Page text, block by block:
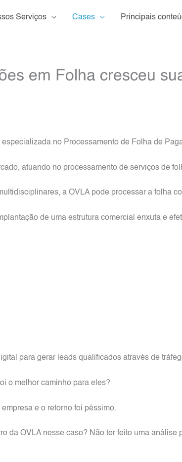
Serviços Cases Principais
em Folha cresceu
no Processamento de Folha de
atuando no processamento de serviços de
a OVLA pode processar a folha
de uma estrutura comercial enxuta e
para gerar leads qualificados através de
o melhor caminho para eles?
e o retorno foi péssimo.
da OVLA nesse caso? Não ter feito uma